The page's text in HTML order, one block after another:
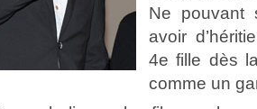
Ne pouvant
avoir
4e fille dès
comme un